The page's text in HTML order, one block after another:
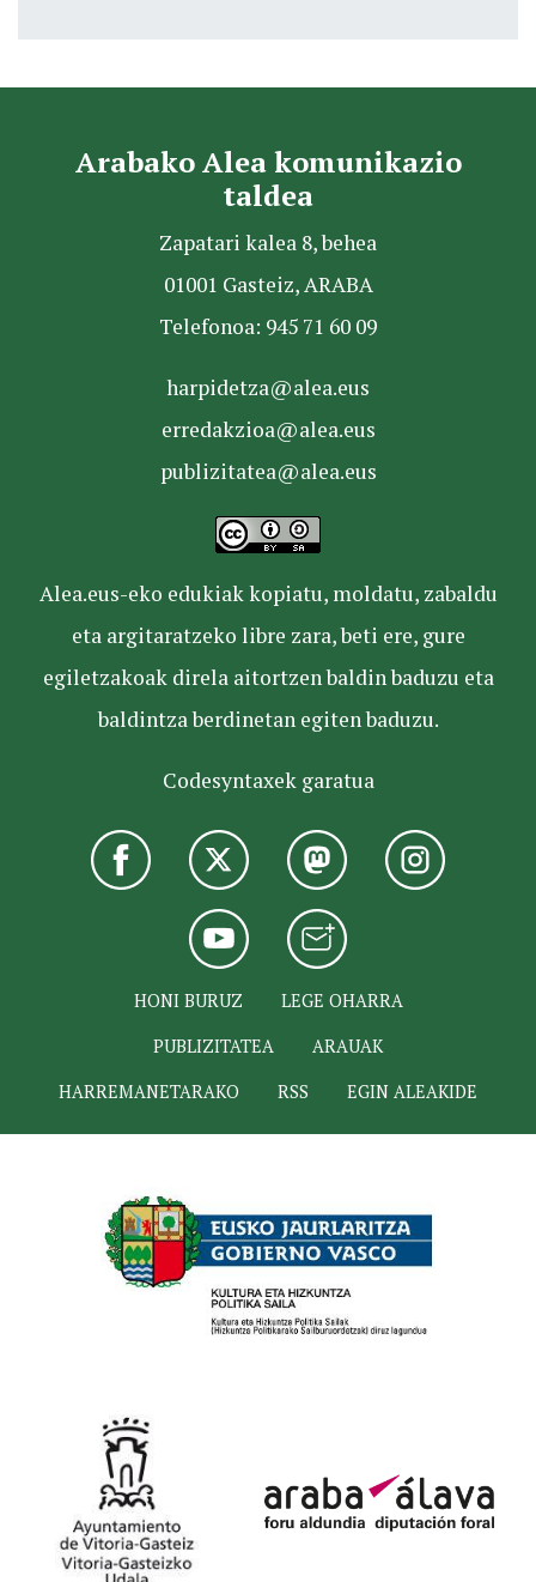
Arabako Alea komunikazio
taldea
Zapatari kalea 8, behea
01001 Gasteiz, ARABA
Telefonoa: 945 71 60 09
harpidetza@alea.eus
erredakzioa@alea.eus
publizitatea@alea.eus
Alea.eus-eko edukiak kopiatu, moldatu, zabaldu
eta argitaratzeko libre zara, beti ere, gure
egiletzakoak direla aitortzen baldin baduzu eta
baldintza berdinetan egiten baduzu.
Codesyntaxek garatua
HONI BURUZ
LEGE OHARRA
PUBLIZITATEA
ARAUAK
HARREMANETARAKO
RSS EGIN ALEAKIDE